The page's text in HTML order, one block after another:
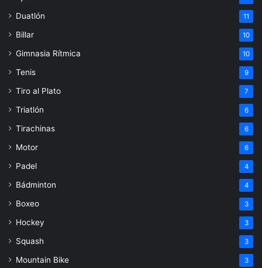
Duatlón 11
Billar 10
Gimnasia Rítmica 10
Tenis 9
Tiro al Plato 7
Triatlón 6
Tirachinas 6
Motor 6
Padel 4
Bádminton 4
Boxeo 3
Hockey 3
Squash 3
Mountain Bike 3